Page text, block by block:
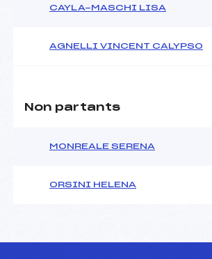
CAYLA-MASCHI LISA
AGNELLI VINCENT CALYPSO
Non partants
MONREALE SERENA
ORSINI HELENA